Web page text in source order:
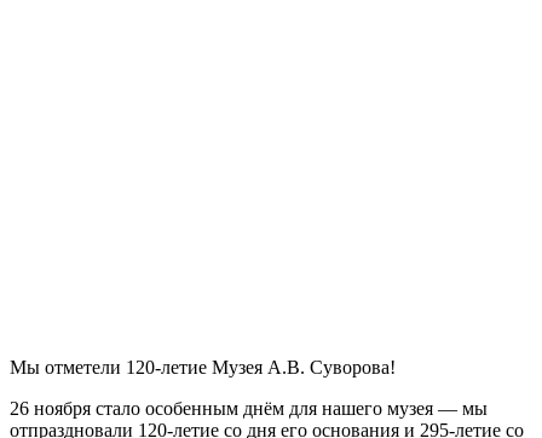
Мы отметели 120-летие Музея А.В. Суворова!
26 ноября стало особенным днём для нашего музея — мы
отпраздновали 120-летие со дня его основания и 295-летие со